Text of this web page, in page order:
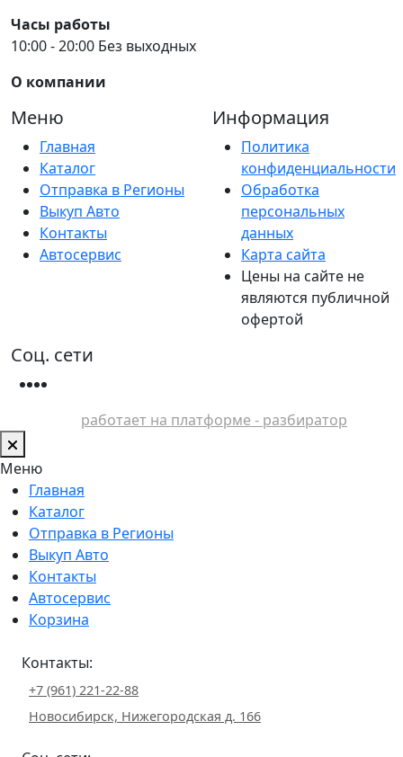
Часы работы
10:00 - 20:00 Без выходных
О компании
Меню
Главная
Каталог
Отправка в Регионы
Выкуп Авто
Контакты
Автосервис
Информация
Политика
конфиденциальности
Обработка
персональных
данных
Карта сайта
Цены на сайте не
являются публичной
офертой
Соц. сети
работает на платформе - разбиратор
Меню
Главная
Каталог
Отправка в Регионы
Выкуп Авто
Контакты
Автосервис
Корзина
Контакты:
+7 (961) 221-22-88
Новосибирск, Нижегородская д. 166